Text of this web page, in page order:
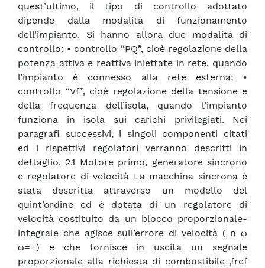
quest’ultimo, il tipo di controllo adottato
dipende dalla modalità di funzionamento
dell’impianto. Si hanno allora due modalità di
controllo: • controllo “PQ”, cioè regolazione della
potenza attiva e reattiva iniettate in rete, quando
l’impianto è connesso alla rete esterna; •
controllo “Vf”, cioè regolazione della tensione e
della frequenza dell’isola, quando l’impianto
funziona in isola sui carichi privilegiati. Nei
paragrafi successivi, i singoli componenti citati
ed i rispettivi regolatori verranno descritti in
dettaglio. 2.1 Motore primo, generatore sincrono
e regolatore di velocità La macchina sincrona è
stata descritta attraverso un modello del
quint’ordine ed è dotata di un regolatore di
velocità costituito da un blocco proporzionale-
integrale che agisce sull’errore di velocità ( n ω
ω=−) e che fornisce in uscita un segnale
proporzionale alla richiesta di combustibile ,fref